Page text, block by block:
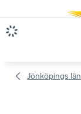
Jönköpings län